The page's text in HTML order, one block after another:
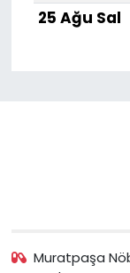
25 Ağu Sal
Muratpaşa